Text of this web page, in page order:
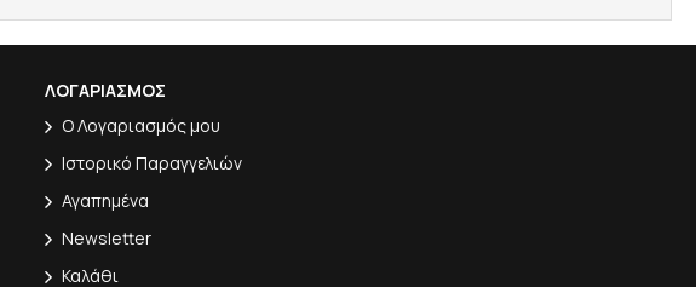
ΛΟΓΑΡΙΑΣΜΟΣ
Ο Λογαριασμός μου
Ιστορικό Παραγγελιών
Αγαπημένα
Newsletter
Καλάθι